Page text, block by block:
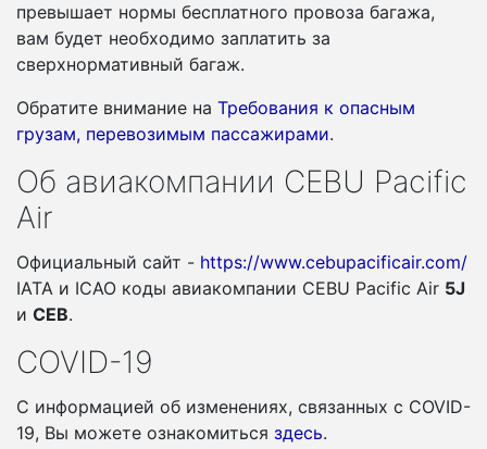
превышает нормы бесплатного провоза багажа,
вам будет необходимо заплатить за
сверхнормативный багаж.
Обратите внимание на Требования к опасным
грузам, перевозимым пассажирами.
Об авиакомпании CEBU Pacific
Air
Официальный сайт - https://www.cebupacificair.com/
IATA и ICAO коды авиакомпании CEBU Pacific Air 5J
и CEB.
COVID-19
С информацией об изменениях, связанных c COVID-
19, Вы можете ознакомиться здесь.